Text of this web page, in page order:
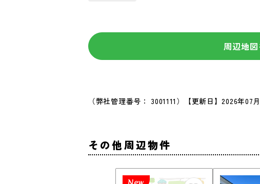
周辺地
（弊社管理番号： 3001111） 【更新日】2026年07
その他周辺物件